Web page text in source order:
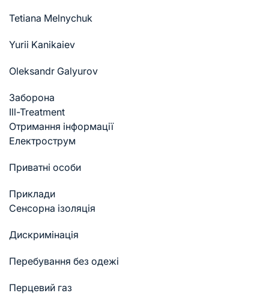
Tetiana Melnychuk
Yurii Kanikaiev
Oleksandr Galyurov
Заборона
Ill-Treatment
Отримання інформації
Електрострум
Приватні особи
Приклади
Cенсорна ізоляція
Дискримінація
Перебування без одежі
Перцевий газ